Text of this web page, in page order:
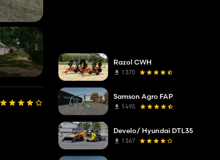
Razol CWH
1 370
Samson Agro FAP
1 495
Develo/ Hyundai DTL35
1 367